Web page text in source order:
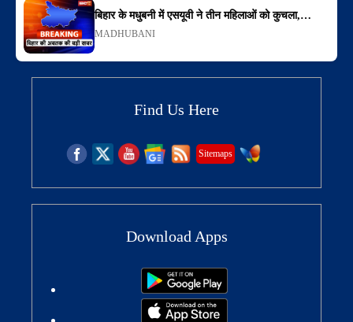
बिहार के मधुबनी में एसयूवी ने तीन महिलाओं को कुचला,…
MADHUBANI
Find Us Here
Sitemaps
Download Apps